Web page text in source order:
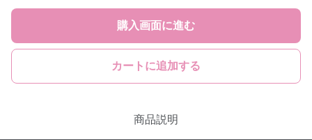
購入画面に進む
カートに追加する
商品説明